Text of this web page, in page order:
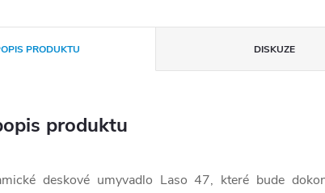
PRODUKTU DISKUZE
produktu
deskové umyvadlo Laso 47, které bude